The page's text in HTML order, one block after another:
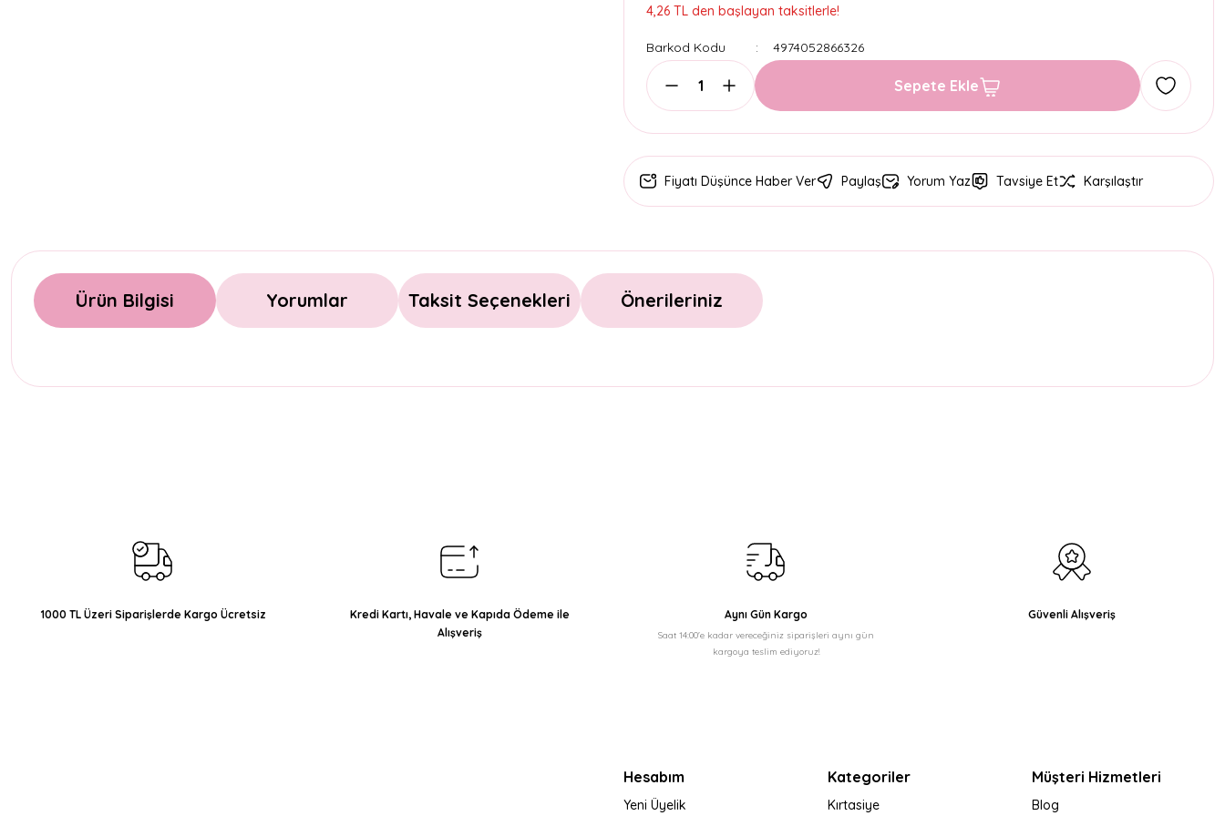
4,26 TL den başlayan taksitlerle!
Barkod Kodu 4974052866326
Sepete Ekle
Fiyatı Düşünce Haber Ver Paylaş Yorum Yaz Tavsiye Et Karşılaştır
Ürün Bilgisi Yorumlar Taksit Seçenekleri Önerileriniz
Ürün fiyatı diğer sitelerden daha pahalı.
Bu ürüne benzer farklı alternatifler olmalı.
1000 TL Üzeri Siparişlerde Kargo Ücretsiz
Kredi Kartı, Havale ve Kapıda Ödeme ile
Alışveriş
Aynı Gün Kargo
Saat 14:00'e kadar vereceğiniz siparişleri aynı gün
kargoya teslim ediyoruz!
Güvenli Alışveriş
Hesabım
Yeni Üyelik
Kategoriler
Kırtasiye
Müşteri Hizmetleri
Blog